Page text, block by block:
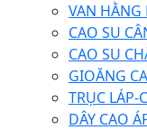
VAN HẰNG
CAO SU
CAO SU
GIOĂNG
TRỤC LÁP-
DÂY CAO